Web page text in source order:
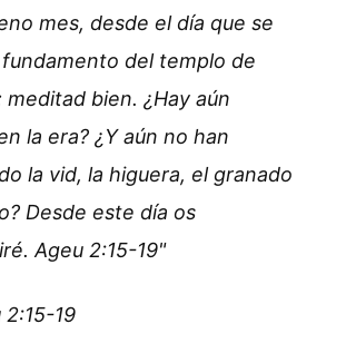
mes, desde el día que se
del templo de
meditad bien. ¿Hay aún
la era? ¿Y aún no han
la vid, la higuera, el granado
Desde este día os
Ageu 2:15-19"
19